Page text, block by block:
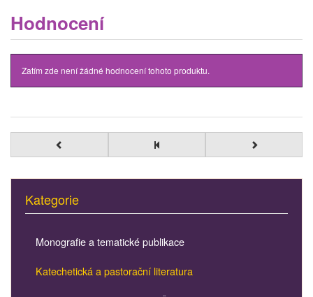
Hodnocení
Zatím zde není žádné hodnocení tohoto produktu.
Kategorie
Monografie a tematické publikace
Katechetická a pastorační literatura